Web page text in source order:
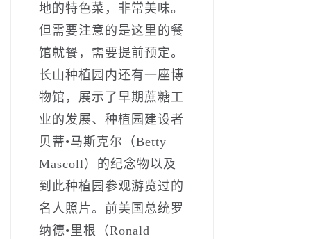
地的特色菜，非常美味。
但需要注意的是这里的餐
馆就餐，需要提前预定。
长山种植园内还有一座博
物馆，展示了早期蔗糖工
业的发展、种植园建设者
贝蒂•马斯克尔（Betty
Mascoll）的纪念物以及
到此种植园参观游览过的
名人照片。前美国总统罗
纳德•里根（Ronald